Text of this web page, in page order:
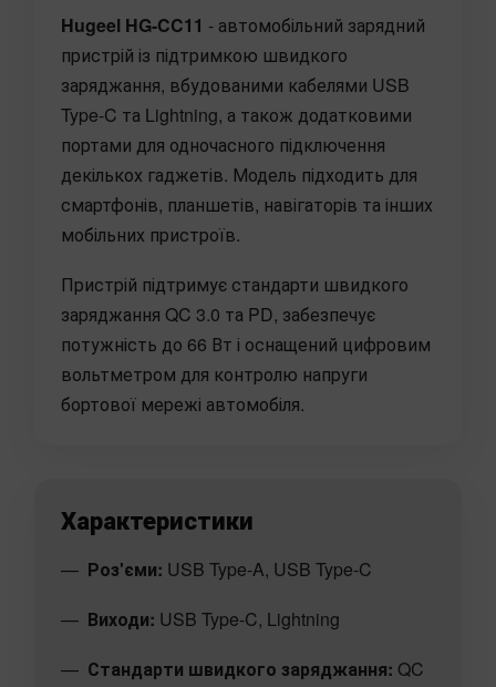
Hugeel HG-CC11 - автомобільний зарядний
пристрій із підтримкою швидкого
заряджання, вбудованими кабелями USB
Type-C та Lightning, а також додатковими
портами для одночасного підключення
декількох гаджетів. Модель підходить для
смартфонів, планшетів, навігаторів та інших
мобільних пристроїв.
Пристрій підтримує стандарти швидкого
заряджання QC 3.0 та PD, забезпечує
потужність до 66 Вт і оснащений цифровим
вольтметром для контролю напруги
бортової мережі автомобіля.
Характеристики
Роз'єми: USB Type-A, USB Type-C
Виходи: USB Type-C, Lightning
Стандарти швидкого заряджання: QC